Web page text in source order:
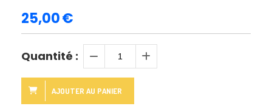
25,00€
Quantité :
AJOUTER AU PANIER